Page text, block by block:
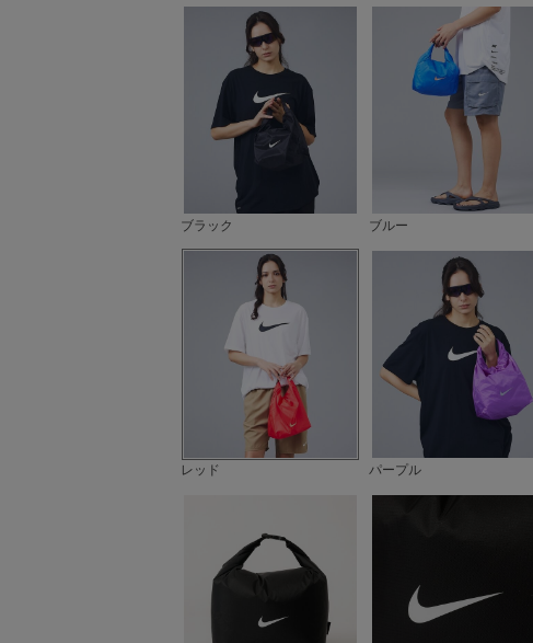
ブラック ブルー
レッド パープル